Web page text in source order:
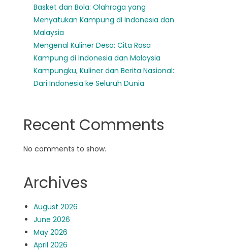
Basket dan Bola: Olahraga yang
Menyatukan Kampung di Indonesia dan
Malaysia
Mengenal Kuliner Desa: Cita Rasa
Kampung di Indonesia dan Malaysia
Kampungku, Kuliner dan Berita Nasional:
Dari Indonesia ke Seluruh Dunia
Recent Comments
No comments to show.
Archives
August 2026
June 2026
May 2026
April 2026